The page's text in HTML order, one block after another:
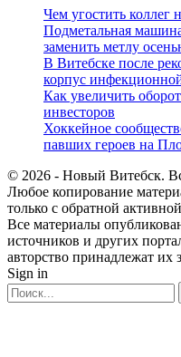
Чем угостить коллег
Подметальная
заменить метлу
В Витебске после
корпус
Как увеличить
инвесторов
Хоккейное
павших героев на
© 2026 - Новый Витебск.
Любое копирование
только с обратной
Все материалы
источников и других
авторство принадлежат их
Sign in